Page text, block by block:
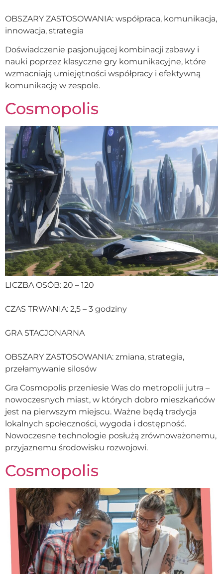
OBSZARY ZASTOSOWANIA: współpraca, komunikacja,
innowacja, strategia
Doświadczenie pasjonującej kombinacji zabawy i
nauki poprzez klasyczne gry komunikacyjne, które
wzmacniają umiejętności współpracy i efektywną
komunikację w zespole.
Cosmopolis
LICZBA OSÓB: 20 – 120
CZAS TRWANIA: 2,5 – 3 godziny
GRA STACJONARNA
OBSZARY ZASTOSOWANIA: zmiana, strategia,
przełamywanie silosów
Gra Cosmopolis przeniesie Was do metropolii jutra –
nowoczesnych miast, w których dobro mieszkańców
jest na pierwszym miejscu. Ważne będą tradycja
lokalnych społeczności, wygoda i dostępność.
Nowoczesne technologie posłużą zrównoważonemu,
przyjaznemu środowisku rozwojowi.
Cosmopolis